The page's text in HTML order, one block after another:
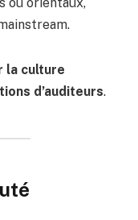
la culture
d’auditeurs.